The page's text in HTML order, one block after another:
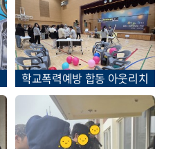
학교폭력예방 합동 아웃리치